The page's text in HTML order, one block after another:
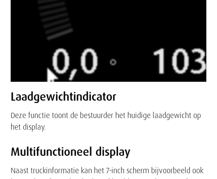
Laadgewichtindicator
Deze functie toont de bestuurder het huidige laadgewicht op
het display.
Multifunctioneel display
Naast truckinformatie kan het 7-inch scherm bijvoorbeeld ook